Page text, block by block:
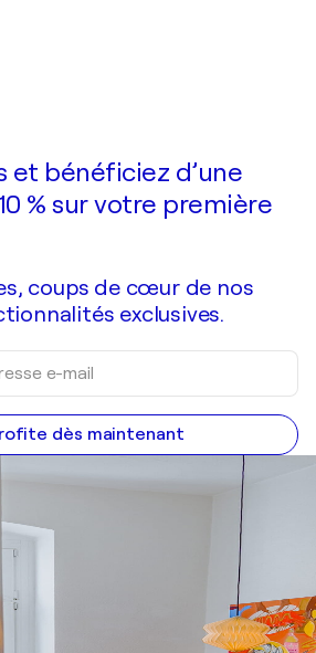
et bénéficiez d’une
% sur votre première
coups de cœur de nos
exclusives.
dès maintenant